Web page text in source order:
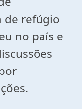
de refúgio
no país e